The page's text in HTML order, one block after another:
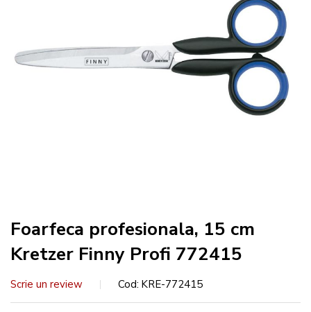
Foarfeca profesionala, 15 cm
Kretzer Finny Profi 772415
Scrie un review Cod KRE-772415